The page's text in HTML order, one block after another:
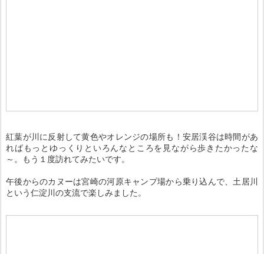
紅葉が川に反射して黄色やオレンジの場所も！安居渓谷は時間があ
ればもっとゆっくりといろんなところを見ながら歩きたかったな
～。もう１度訪れてみたいです。
午後からのカヌーは宮崎の河原キャンプ場から乗り込んで、土居川
という仁淀川の支流で楽しみました。